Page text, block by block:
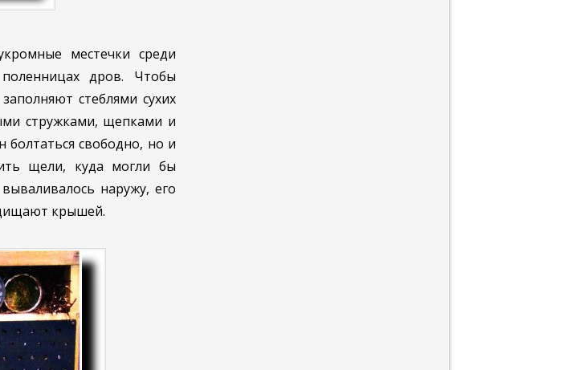
местечки среди
дров. Чтобы
стеблями сухих
стружками, щепками и
свободно, но и
щели, куда могли бы
наружу, его
крышей.